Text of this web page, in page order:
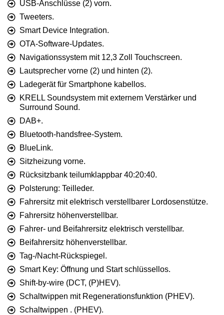
USB-Anschlüsse (2) vorn.
Tweeters.
Smart Device Integration.
OTA-Software-Updates.
Navigationssystem mit 12,3 Zoll Touchscreen.
Lautsprecher vorne (2) und hinten (2).
Ladegerät für Smartphone kabellos.
KRELL Soundsystem mit externem Verstärker und
Surround Sound.
DAB+.
Bluetooth-handsfree-System.
BlueLink.
Sitzheizung vorne.
Rücksitzbank teilumklappbar 40:20:40.
Polsterung: Teilleder.
Fahrersitz mit elektrisch verstellbarer Lordosenstütze.
Fahrersitz höhenverstellbar.
Fahrer- und Beifahrersitz elektrisch verstellbar.
Beifahrersitz höhenverstellbar.
Tag-/Nacht-Rückspiegel.
Smart Key: Öffnung und Start schlüssellos.
Shift-by-wire (DCT, (P)HEV).
Schaltwippen mit Regenerationsfunktion (PHEV).
Schaltwippen . (PHEV).